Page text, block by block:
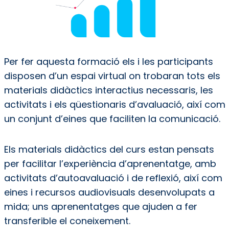
Per fer aquesta formació els i les participants
disposen d’un espai virtual on trobaran tots els
materials didàctics interactius necessaris, les
activitats i els qüestionaris d’avaluació, així com
un conjunt d’eines que faciliten la comunicació.
Els materials didàctics del curs estan pensats
per facilitar l’experiència d’aprenentatge, amb
activitats d’autoavaluació i de reflexió, així com
eines i recursos audiovisuals desenvolupats a
mida; uns aprenentatges que ajuden a fer
transferible el coneixement.